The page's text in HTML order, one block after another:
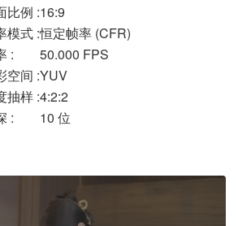
比例 :16:9
模式 :恒定帧率 (CFR)
:
50.000 FPS
空间 :YUV
抽样 :4:2:2
:
10 位